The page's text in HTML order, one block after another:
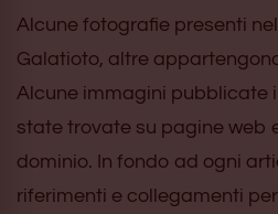
Alcune fotografie presenti
Galatioto, altre
Alcune immagini pubblicate
state trovate su pagine web
dominio. In fondo ad ogni
riferimenti e collegamenti